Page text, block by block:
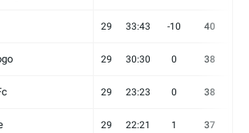
29 33:43 -10 40
29 30:30 0 38
29 23:23 0 38
29 22:21 1 37